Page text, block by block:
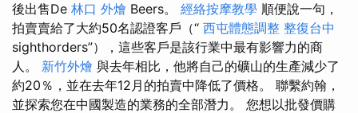
後出售De 林口 外燴 Beers。 經絡按摩教學 順便說一句，
拍賣賣給了大約50名認證客戶（“ 西屯體態調整 整復台中
sighthorders”），這些客戶是該行業中最有影響力的商
人。 新竹外燴 與去年相比，他將自己的礦山的生產減少了
約20％，並在去年12月的拍賣中降低了價格。 聯繫約翰，
並探索您在中國製造的業務的全部潛力。 您想以批發價購